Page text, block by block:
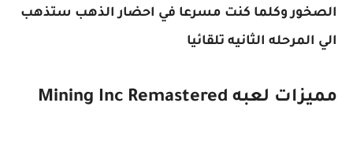
الصخور وكلما كنت مسرعا في احضار الذهب ستذهب
الي المرحله الثانيه تلقائيا
مميزات لعبه Mining Inc Remastered